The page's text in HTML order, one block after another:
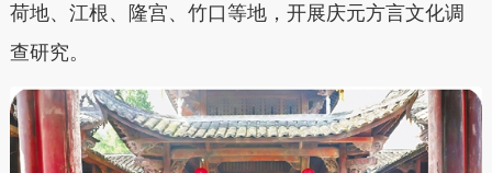
荷地、江根、隆宫、竹口等地，开展庆元方言文化调
查研究。